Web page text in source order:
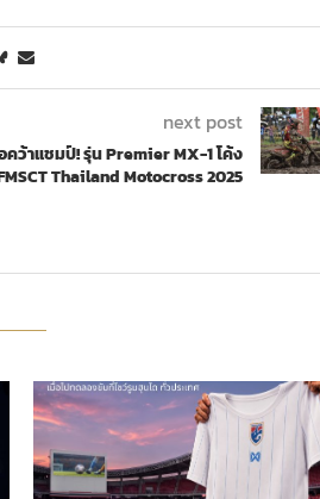
next post
คว้าแชมป์! รุ่น Premier MX-1 โค้ง
Thailand Motocross 2025